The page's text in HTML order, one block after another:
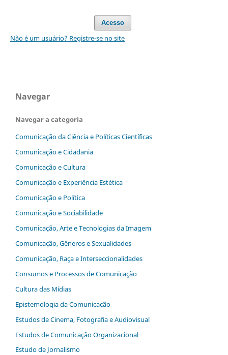
Acesso
Não é um usuário? Registre-se no site
Navegar
Navegar a categoria
Comunicação da Ciência e Políticas Científicas
Comunicação e Cidadania
Comunicação e Cultura
Comunicação e Experiência Estética
Comunicação e Política
Comunicação e Sociabilidade
Comunicação, Arte e Tecnologias da Imagem
Comunicação, Gêneros e Sexualidades
Comunicação, Raça e Interseccionalidades
Consumos e Processos de Comunicação
Cultura das Mídias
Epistemologia da Comunicação
Estudos de Cinema, Fotografia e Audiovisual
Estudos de Comunicação Organizacional
Estudo de Jornalismo